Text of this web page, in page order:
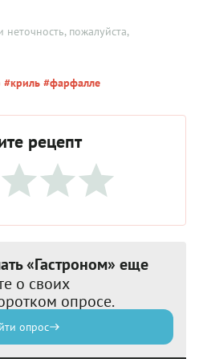
пожалуйста,
#криль #фарфалле
рецепт
«Гастроном» еще
о своих
опросе.
опрос